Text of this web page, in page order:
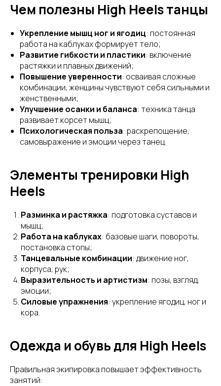
Чем полезны High Heels танцы
Укрепление мышц ног и ягодиц: постоянная
работа на каблуках формирует тело;
Развитие гибкости и пластики: включение
растяжки и плавных движений;
Повышение уверенности: осваивая сложные
комбинации, женщины чувствуют себя сильными и
женственными;
Улучшение осанки и баланса: техника танца
развивает корсет мышц;
Психологическая польза: раскрепощение,
самовыражение и эмоции через танец.
Элементы тренировки High
Heels
Разминка и растяжка: подготовка суставов и
мышц;
Работа на каблуках: базовые шаги, повороты,
постановка стопы;
Танцевальные комбинации: движение ног,
корпуса, рук;
Выразительность и артистизм: позы, взгляд,
эмоции;
Силовые упражнения: укрепление ягодиц, ног и
кора.
Одежда и обувь для High Heels
Правильная экипировка повышает эффективность
занятий: